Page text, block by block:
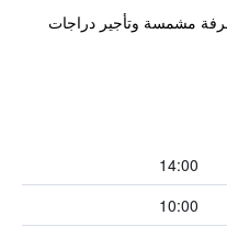
مشمسة وتأجير دراجات
14:00
10:00